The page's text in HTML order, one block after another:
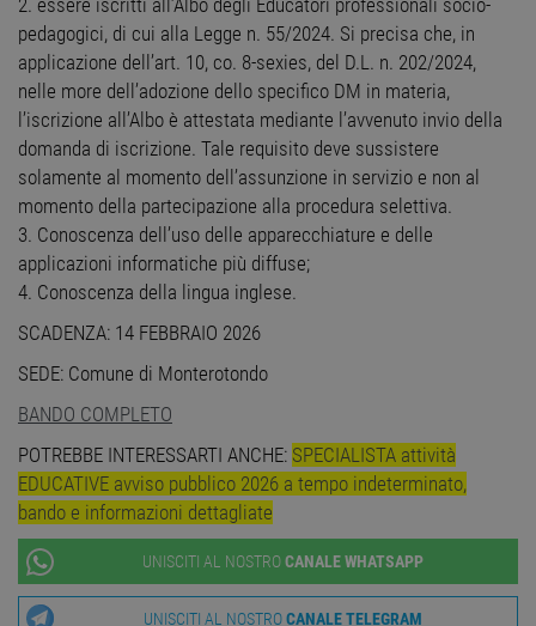
2. essere iscritti all’Albo degli Educatori professionali socio-
pedagogici, di cui alla Legge n. 55/2024. Si precisa che, in
applicazione dell’art. 10, co. 8-sexies, del D.L. n. 202/2024,
nelle more dell’adozione dello specifico DM in materia,
l’iscrizione all’Albo è attestata mediante l’avvenuto invio della
domanda di iscrizione. Tale requisito deve sussistere
solamente al momento dell’assunzione in servizio e non al
momento della partecipazione alla procedura selettiva.
3. Conoscenza dell’uso delle apparecchiature e delle
applicazioni informatiche più diffuse;
4. Conoscenza della lingua inglese.
SCADENZA: 14 FEBBRAIO 2026
SEDE: Comune di Monterotondo
BANDO COMPLETO
POTREBBE INTERESSARTI ANCHE: SPECIALISTA attività
EDUCATIVE avviso pubblico 2026 a tempo indeterminato,
bando e informazioni dettagliate
UNISCITI AL NOSTROCANALE WHATSAPP
UNISCITI AL NOSTROCANALE TELEGRAM
FUNZIONALITÀ
NON CLASSIFICATI
Strettamente necessari
Performance
Targeting
Funzionalità
Non classificati
I cookie strettamente necessari consentono le
l'accesso dell'utente e la gestione dell'account. Il
senza i cookie strettamente necessari.
Nome
PHP.net
www.workisjob.com
Sessione
di un